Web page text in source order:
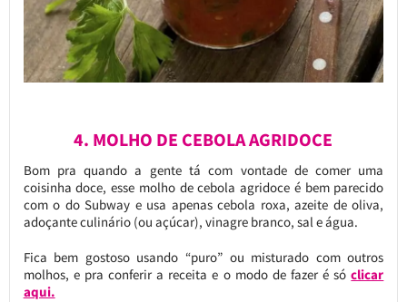
4. MOLHO DE CEBOLA AGRIDOCE
Bom pra quando a gente tá com vontade de comer uma
coisinha doce, esse molho de cebola agridoce é bem parecido
com o do Subway e usa apenas cebola roxa, azeite de oliva,
adoçante culinário (ou açúcar), vinagre branco, sal e água.
Fica bem gostoso usando “puro” ou misturado com outros
molhos, e pra conferir a receita e o modo de fazer é sóclicar
aqui.